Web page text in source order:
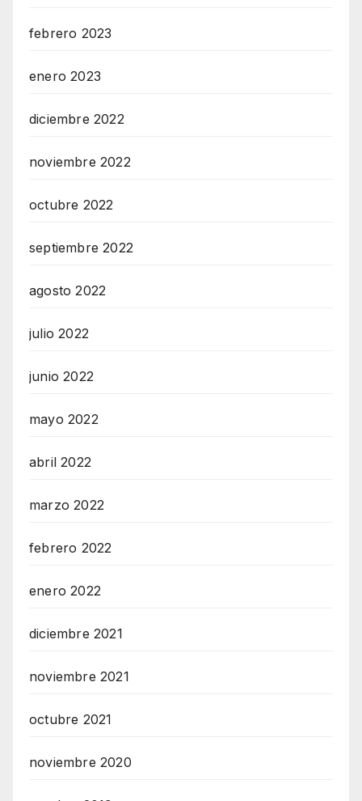
febrero 2023
enero 2023
diciembre 2022
noviembre 2022
octubre 2022
septiembre 2022
agosto 2022
julio 2022
junio 2022
mayo 2022
abril 2022
marzo 2022
febrero 2022
enero 2022
diciembre 2021
noviembre 2021
octubre 2021
noviembre 2020